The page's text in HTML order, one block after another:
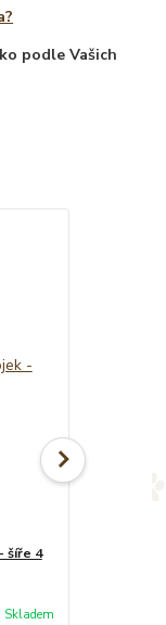
podle Vašich
šíře 4
Skladem